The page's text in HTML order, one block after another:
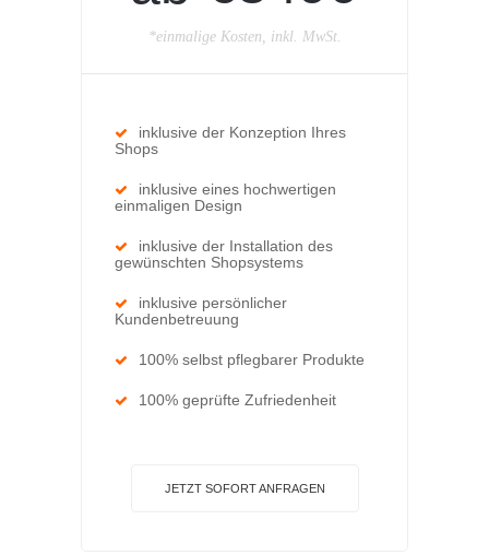
*einmalige Kosten, inkl. MwSt.
inklusive der Konzeption Ihres
Shops
inklusive eines hochwertigen
einmaligen Design
inklusive der Installation des
gewünschten Shopsystems
inklusive persönlicher
Kundenbetreuung
100% selbst pflegbarer Produkte
100% geprüfte Zufriedenheit
JETZT SOFORT ANFRAGEN